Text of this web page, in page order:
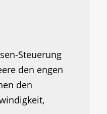
Steuerung
den engen
den